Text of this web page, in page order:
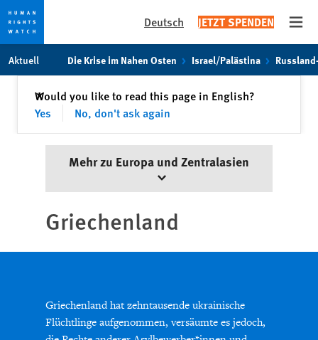
Skip
to
Skip
to
content
Deutsch JETZT SPENDEN
Aktuell Die Krise im Nahen Osten Israel/Palästina
Would you like to read this page in English?
Yes
No, don't ask again
✕Schließen
Mehr zu Europa und Zentralasien
Griechenland
Griechenland hat zehntausende ukrainische
Flüchtlinge aufgenommen, versäumte es jedoch,